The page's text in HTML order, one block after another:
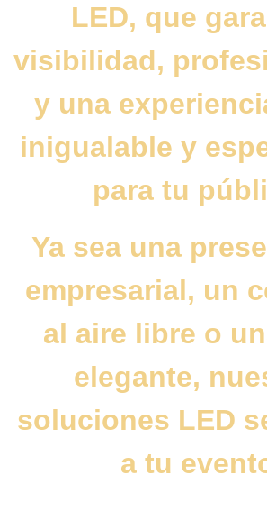
LED, que
visibilidad,
y una
inigualable y
para tu
Ya sea una
empresarial, un
al aire libre o
elegante,
soluciones LED
a tu